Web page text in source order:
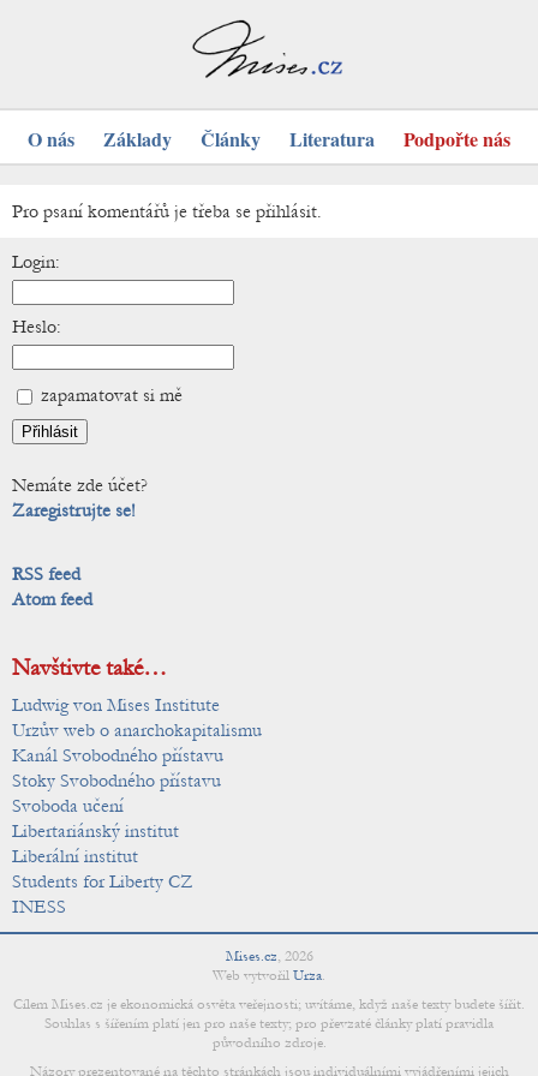
O nás Základy Články Literatura Podpořte nás
Pro psaní komentářů je třeba se přihlásit.
Login:
Heslo:
zapamatovat si mě
Nemáte zde účet?
Zaregistrujte se!
RSS feed
Atom feed
Navštivte také…
Ludwig von Mises Institute
Urzův web o anarchokapitalismu
Kanál Svobodného přístavu
Stoky Svobodného přístavu
Svoboda učení
Libertariánský institut
Liberální institut
Students for Liberty CZ
INESS
Mises.cz, 2026
Web vytvořil Urza.
Cílem Mises.cz je ekonomická osvěta veřejnosti; uvítáme, když naše texty budete šířit.
Souhlas s šířením platí jen pro naše texty; pro převzaté články platí pravidla
původního zdroje.
Názory prezentované na těchto stránkách jsou individuálními vyjádřeními jejich